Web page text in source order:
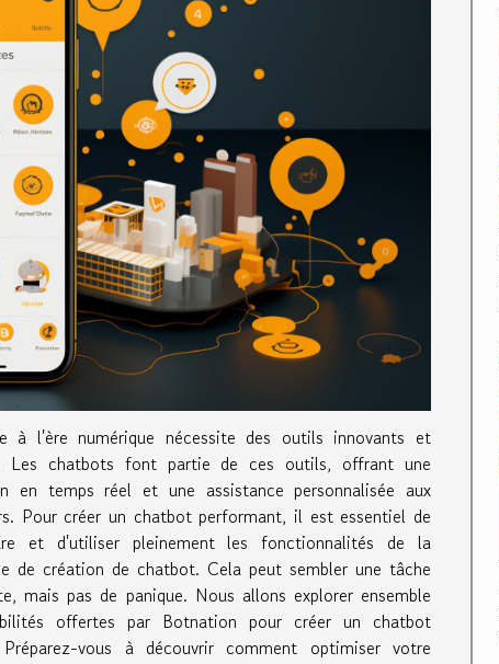
à l'ère numérique nécessite des outils innovants et
Les chatbots font partie de ces outils, offrant une
en temps réel et une assistance personnalisée aux
Pour créer un chatbot performant, il est essentiel de
et d'utiliser pleinement les fonctionnalités de la
de création de chatbot. Cela peut sembler une tâche
mais pas de panique. Nous allons explorer ensemble
offertes par Botnation pour créer un chatbot
vous à découvrir comment optimiser votre